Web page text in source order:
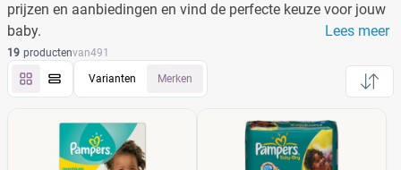
Merk
Pampers
Baby-Dry
prijzen en aanbiedingen en vind de perfecte keuze voor jouw
baby.
Lees meer
19 productenvan491
Varianten Merken